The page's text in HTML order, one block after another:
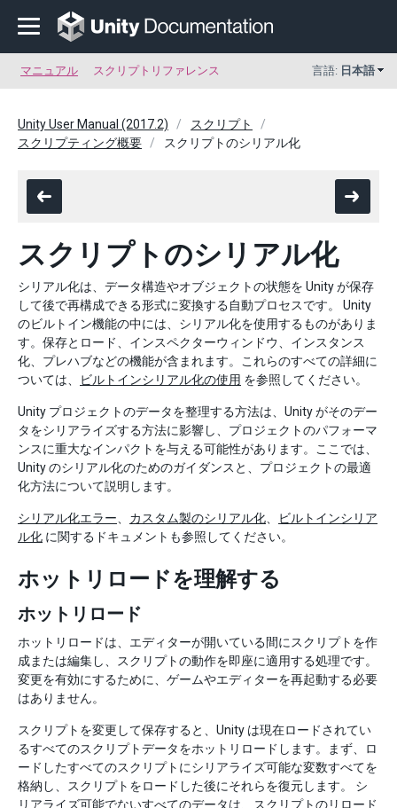
マニュアル スクリプトリファレンス 言語: 日本語
Unity User Manual (2017.2)
スクリプト
スクリプティング概要
スクリプトのシリアル化
スクリプトのシリアル化
シリアル化は、データ構造やオブジェクトの状態を Unity が保存
して後で再構成できる形式に変換する自動プロセスです。 Unity
のビルトイン機能の中には、シリアル化を使用するものがありま
す。保存とロード、インスペクターウィンドウ、インスタンス
化、プレハブなどの機能が含まれます。これらのすべての詳細に
ついては、
ビルトインシリアル化の使用 を参照してください。
Unity プロジェクトのデータを整理する方法は、Unity がそのデー
タをシリアライズする方法に影響し、プロジェクトのパフォーマ
ンスに重大なインパクトを与える可能性があります。ここでは、
Unity のシリアル化のためのガイダンスと、プロジェクトの最適
化方法について説明します。
シリアル化エラー カスタム製のシリアル化
ビルトインシリア
ル化 に関するドキュメントも参照してください。
ホットリロードを理解する
ホットリロード
ホットリロードは、エディターが開いている間にスクリプトを作
成または編集し、スクリプトの動作を即座に適用する処理です。
変更を有効にするために、ゲームやエディターを再起動する必要
はありません。
スクリプトを変更して保存すると、Unity は現在ロードされてい
るすべてのスクリプトデータをホットリロードします。まず、ロ
ードしたすべてのスクリプトにシリアライズ可能な変数すべてを
格納し、スクリプトをロードした後にそれらを復元します。 シ
リアライズ可能でないすべてのデータは、スクリプトのリロード